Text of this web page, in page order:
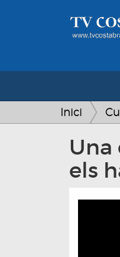
Inici
Una
els